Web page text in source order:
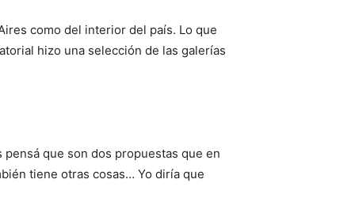
como del interior del país. Lo que
hizo una selección de las galerías
que son dos propuestas que en
tiene otras cosas… Yo diría que